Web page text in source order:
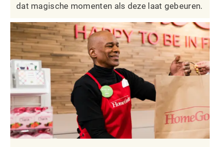
dat magische momenten als deze laat gebeuren.